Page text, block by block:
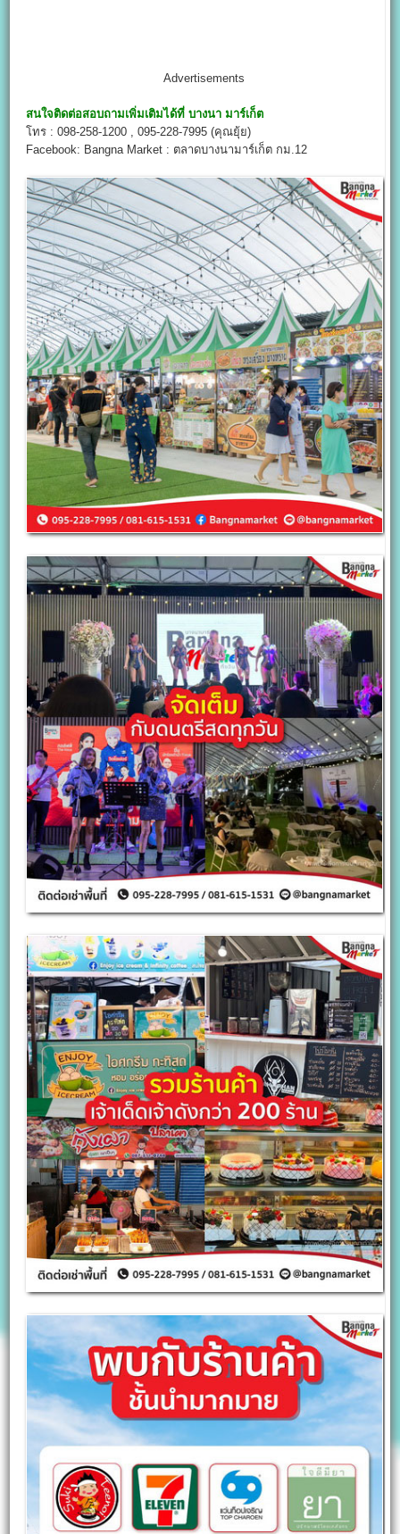
Advertisements
สนใจติดต่อสอบถามเพิ่มเติมได้ที่ บางนา มาร์เก็ต
โทร : 098-258-1200 , 095-228-7995 (คุณยุ้ย)
Facebook: Bangna Market : ตลาดบางนามาร์เก็ต กม.12